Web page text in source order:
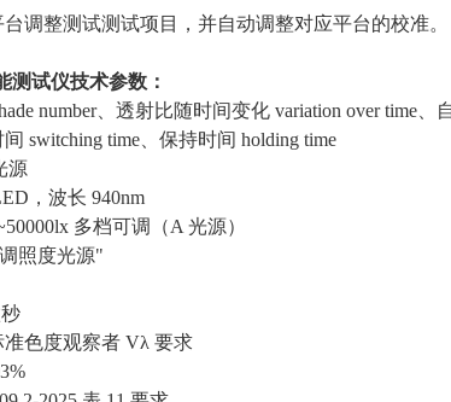
调整测试测试项目，并自动调整对应平台的校准。
测试仪技术参数：
number、透射比随时间变化 variation over time、
switching time、保持时间 holding time
源
，波长 940nm
多档可调（A 光源）
照度光源"
色度观察者 Vλ 要求